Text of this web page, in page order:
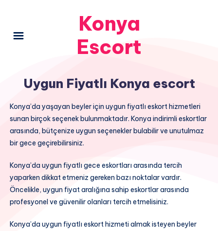
Konya
Escort
Uygun Fiyatlı Konya escort
Konya’da yaşayan beyler için uygun fiyatlı eskort hizmetleri
sunan birçok seçenek bulunmaktadır. Konya indirimli eskortlar
arasında, bütçenize uygun seçenekler bulabilir ve unutulmaz
bir gece geçirebilirsiniz.
Konya’da uygun fiyatlı gece eskortları arasında tercih
yaparken dikkat etmeniz gereken bazı noktalar vardır.
Öncelikle, uygun fiyat aralığına sahip eskortlar arasında
profesyonel ve güvenilir olanları tercih etmelisiniz.
Konya’da uygun fiyatlı eskort hizmeti almak isteyen beyler